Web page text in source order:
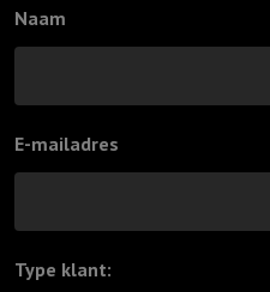
Naam
E-mailadres
Type klant: